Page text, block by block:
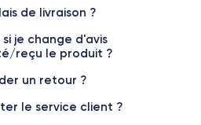
Oui, minimum 18W
Dual SIM
Nano-SIM + eSIM
Oui, tous opérateurs
de livraison ?
je change d'avis
reçu le produit ?
un retour ?
le service client ?